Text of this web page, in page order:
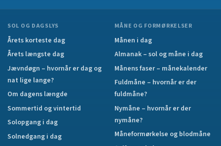
SOL OG DAGSLYS
Årets korteste dag
Årets længste dag
Jævndøgn – hvornår er dag og
nat lige lange?
Om dagens længde
Sommertid og vintertid
Solopgang i dag
Solnedgang i dag
MÅNE OG FORMØRKELSER
Månen i dag
Almanak – sol og måne i dag
Månens faser – månekalender
Fuldmåne – hvornår er der
fuldmåne?
Nymåne – hvornår er der
nymåne?
Måneformørkelse og blodmåne